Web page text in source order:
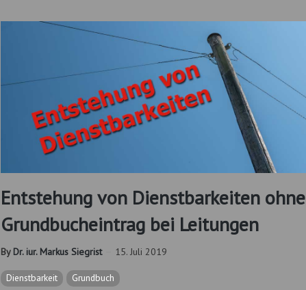
Entstehung von Dienstbarkeiten ohne
Grundbucheintrag bei Leitungen
By Dr. iur. Markus Siegrist 15. Juli 2019
Dienstbarkeit Grundbuch